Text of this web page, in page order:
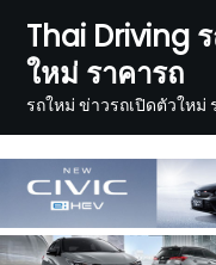
content
Thai Driving
ใหม่ ราคารถ
รถใหม่ ข่าวรถเปิดตัวใหม่